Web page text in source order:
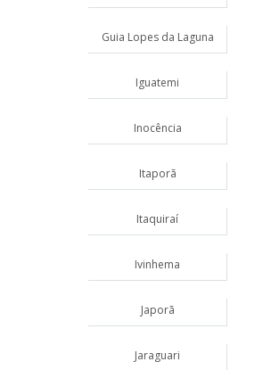
Guia Lopes da Laguna
Iguatemi
Inocência
Itaporã
Itaquiraí
Ivinhema
Japorã
Jaraguari